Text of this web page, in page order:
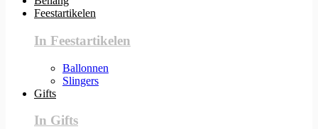
Feestartikelen
In Feestartikelen
Ballonnen
Slingers
Gifts
In Gifts